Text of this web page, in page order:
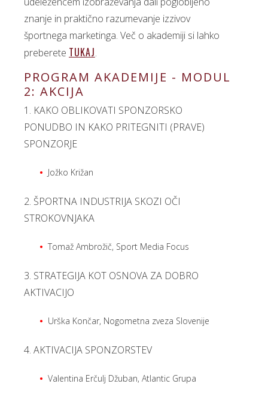
znanje in praktično razumevanje izzivov
športnega marketinga. Več o akademiji si lahko
preberete TUKAJ.
PROGRAM AKADEMIJE - MODUL
2: AKCIJA
1. KAKO OBLIKOVATI SPONZORSKO
PONUDBO IN KAKO PRITEGNITI (PRAVE)
SPONZORJE
Jožko Križan
2. ŠPORTNA INDUSTRIJA SKOZI OČI
STROKOVNJAKA
Tomaž Ambrožič, Sport Media Focus
3. STRATEGIJA KOT OSNOVA ZA DOBRO
AKTIVACIJO
Urška Končar, Nogometna zveza Slovenije
4. AKTIVACIJA SPONZORSTEV
Valentina Erčulj Džuban, Atlantic Grupa